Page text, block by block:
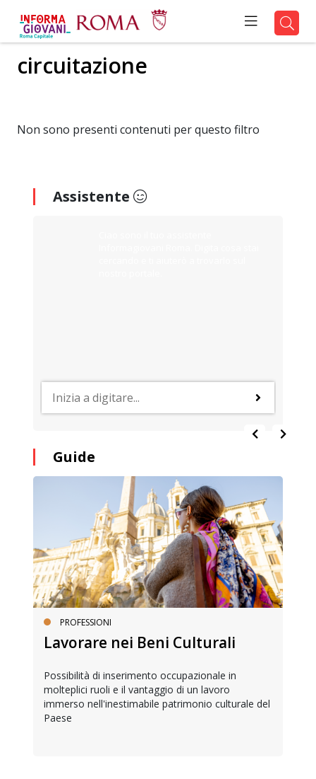
circuitazione
Non sono presenti contenuti per questo filtro
Assistente
Guide
PROFESSIONI
Lavorare nei Beni Culturali
Possibilità di inserimento occupazionale in
molteplici ruoli e il vantaggio di un lavoro
immerso nell'inestimabile patrimonio culturale del
Paese